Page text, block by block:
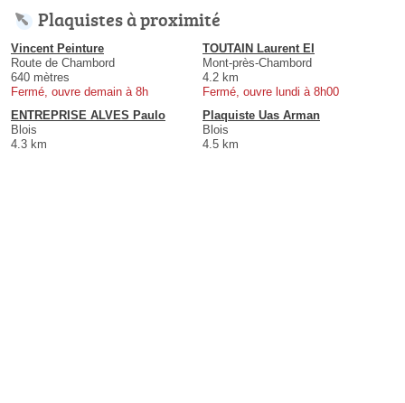
Plaquistes à proximité
Vincent Peinture
Route de Chambord
640 mètres
Fermé, ouvre demain à 8h
TOUTAIN Laurent EI
Mont-près-Chambord
4.2 km
Fermé, ouvre lundi à 8h00
ENTREPRISE ALVES Paulo
Blois
4.3 km
Plaquiste Uas Arman
Blois
4.5 km